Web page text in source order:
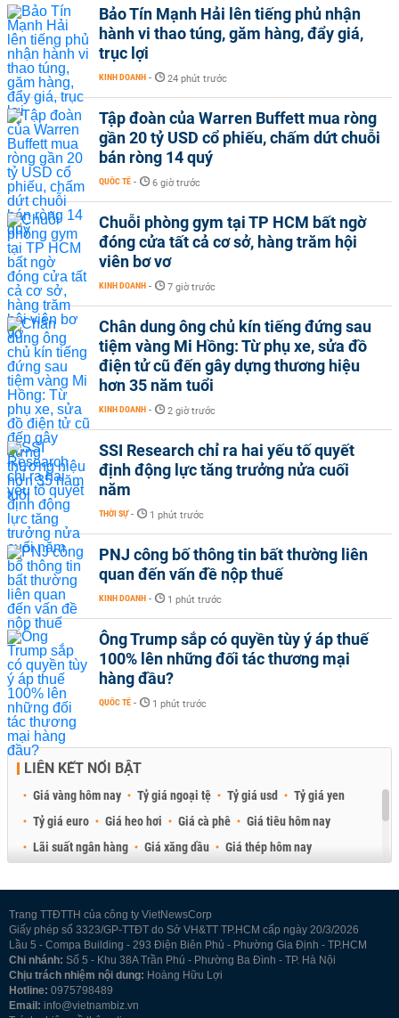
Bảo Tín Mạnh Hải lên tiếng phủ nhận
hành vi thao túng, găm hàng, đẩy giá,
trục lợi
KINH DOANH - 24 phút trước
Tập đoàn của Warren Buffett mua ròng
gần 20 tỷ USD cổ phiếu, chấm dứt chuỗi
bán ròng 14 quý
QUỐC TẾ - 6 giờ trước
Chuỗi phòng gym tại TP HCM bất ngờ
đóng cửa tất cả cơ sở, hàng trăm hội
viên bơ vơ
KINH DOANH - 7 giờ trước
Chân dung ông chủ kín tiếng đứng sau
tiệm vàng Mi Hồng: Từ phụ xe, sửa đồ
điện tử cũ đến gây dựng thương hiệu
hơn 35 năm tuổi
KINH DOANH - 2 giờ trước
SSI Research chỉ ra hai yếu tố quyết
định động lực tăng trưởng nửa cuối
năm
THỜI SỰ - 1 phút trước
PNJ công bố thông tin bất thường liên
quan đến vấn đề nộp thuế
KINH DOANH - 1 phút trước
Ông Trump sắp có quyền tùy ý áp thuế
100% lên những đối tác thương mại
hàng đầu?
QUỐC TẾ - 1 phút trước
LIÊN KẾT NỔI BẬT
Giá vàng hôm nay Tỷ giá ngoại tệ Tỷ giá usd
Tỷ giá yen
Tỷ giá euro
Giá heo hơi Giá cà phê
Giá tiêu hôm nay
Lãi suất ngân hàng
Giá xăng dầu
Giá thép hôm nay
Trang TTĐTTH của công ty VietNewsCorp
Giấy phép số 3323/GP-TTĐT do Sở VH&TT TP.HCM cấp ngày 20/3/2026
Lầu 5 - Compa Building - 293 Điện Biên Phủ - Phường Gia Định - TP.HCM
Chi nhánh: Số 5 - Khu 38A Trần Phú - Phường Ba Đình - TP. Hà Nội
Chịu trách nhiệm nội dung: Hoàng Hữu Lợi
Hotline: 0975798489
Email: info@vietnambiz.vn